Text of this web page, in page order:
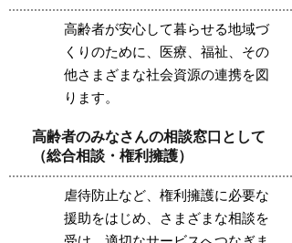
高齢者が安心して暮らせる地域づ
くりのために、医療、福祉、その
他さまざまな社会資源の連携を図
ります。
高齢者のみなさんの相談窓口として
（総合相談・権利擁護）
虐待防止など、権利擁護に必要な
援助をはじめ、さまざまな相談を